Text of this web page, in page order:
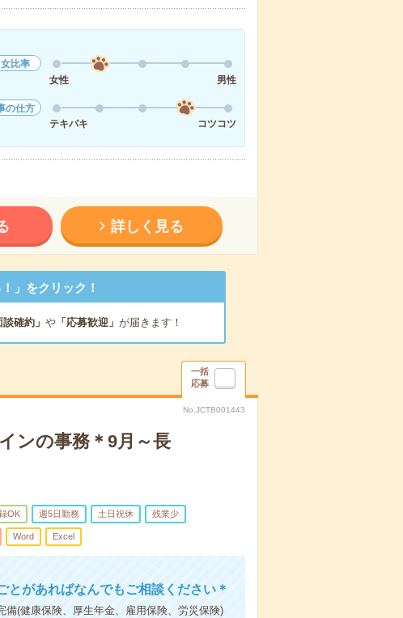
比率
女性
男性
の仕方
テキパキ
コツコツ
詳しく見る
」をクリック！
談確約」 や「応募歓迎」 が届きます！
一括
応募
No.JCTB001443
ンの事務＊9月～長
OK 週5日勤務 土日祝休 残業少
Word Excel
があればなんでもご相談ください＊
(健康保険、厚生年金、雇用保険、労災保険)